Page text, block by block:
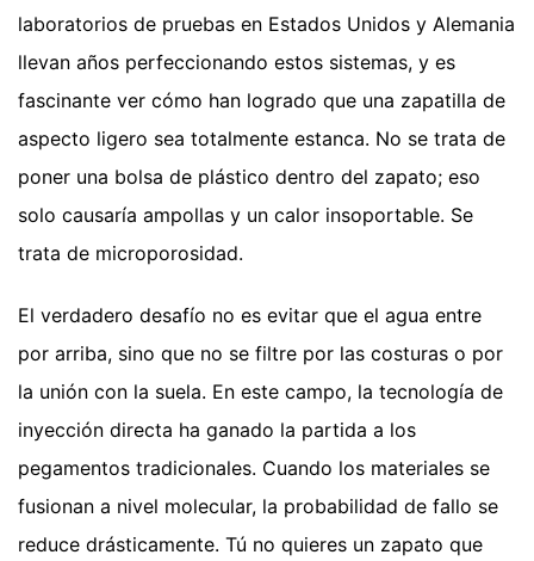
laboratorios de pruebas en Estados Unidos y Alemania
llevan años perfeccionando estos sistemas, y es
fascinante ver cómo han logrado que una zapatilla de
aspecto ligero sea totalmente estanca. No se trata de
poner una bolsa de plástico dentro del zapato; eso
solo causaría ampollas y un calor insoportable. Se
trata de microporosidad.
El verdadero desafío no es evitar que el agua entre
por arriba, sino que no se filtre por las costuras o por
la unión con la suela. En este campo, la tecnología de
inyección directa ha ganado la partida a los
pegamentos tradicionales. Cuando los materiales se
fusionan a nivel molecular, la probabilidad de fallo se
reduce drásticamente. Tú no quieres un zapato que